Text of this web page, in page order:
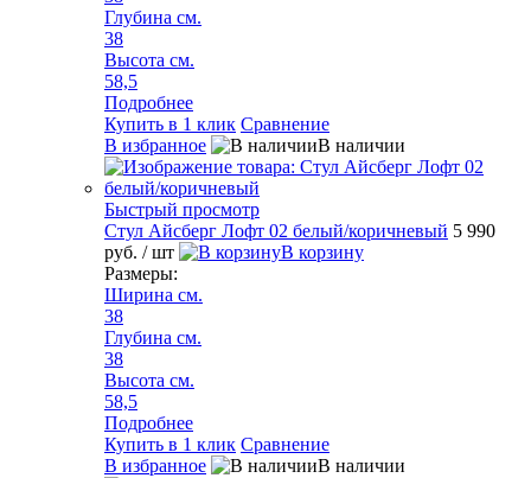
Глубина см.
38
Высота см.
58,5
Подробнее
Купить в 1 клик Сравнение
В избранное
В наличии
Быстрый просмотр
Стул Айсберг Лофт 02 белый/коричневый 5 990
руб. / шт
В корзину
Размеры:
Ширина см.
38
Глубина см.
38
Высота см.
58,5
Подробнее
Купить в 1 клик Сравнение
В избранное
В наличии